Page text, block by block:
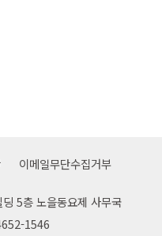
이메일무단수집거부
5층 노을동요제 사무국
1546